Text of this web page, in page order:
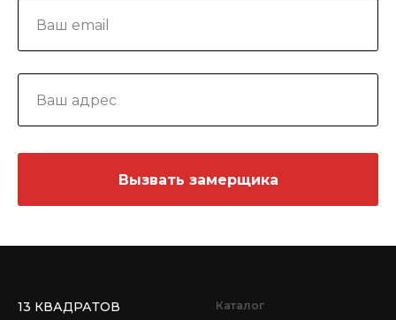
Вызвать замерщика
13 КВАДРАТОВ Каталог